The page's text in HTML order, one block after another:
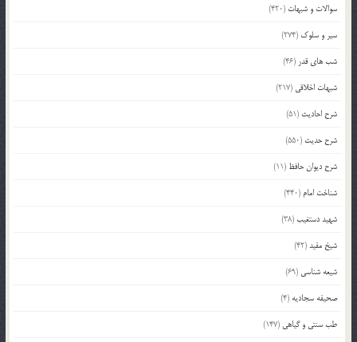
سوالات و شبهات (420)
سیر و سلوک (274)
شب های قدر (46)
شبهات اخلاقی (217)
شرح احادیث (51)
شرح حدیث (550)
شرح دیوان حافظ (11)
شناخت امام (440)
شهید دستغیب(38)
شیخ مفید(42)
شیعه شناسی (69)
صحیفه سجادیه (4)
طب سنتی و گیاهی (147)